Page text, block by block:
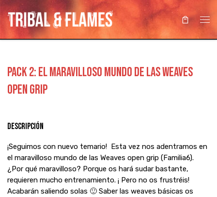
Saltar al contenido
PACK 2: EL MARAVILLOSO MUNDO DE LAS WEAVES
OPEN GRIP
Descripción
¡Seguimos con nuevo temario! Esta vez nos adentramos en
el maravilloso mundo de las Weaves open grip (Familia6).
¿Por qué maravilloso? Porque os hará sudar bastante,
requieren mucho entrenamiento. ¡ Pero no os frustréis!
Acabarán saliendo solas 🙂 Saber las weaves básicas os